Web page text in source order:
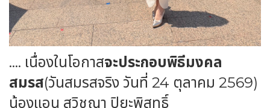
…. เนื่องในโอกาสจะประกอบพิธีมงคล
สมรส(วันสมรสจริง วันที่ 24 ตุลาคม 2569)
น้องแอน สุวิชญา ปิยะพิสุทธิ์